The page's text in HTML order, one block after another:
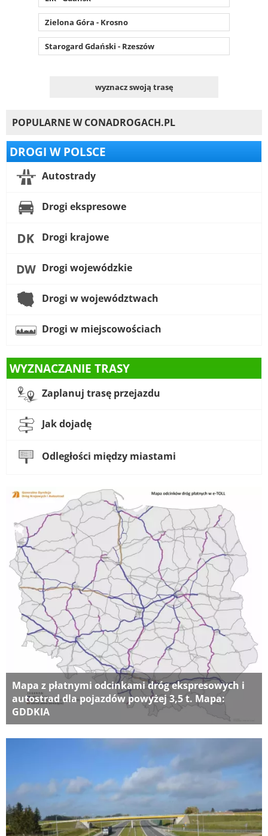
Zielona Góra - Krosno
Starogard Gdański - Rzeszów
wyznacz swoją trasę
POPULARNE W CONADROGACH.PL
DROGI W POLSCE
Autostrady
Drogi ekspresowe
Drogi krajowe
Drogi wojewódzkie
Drogi w województwach
Drogi w miejscowościach
WYZNACZANIE TRASY
Zaplanuj trasę przejazdu
Jak dojadę
Odległości między miastami
Mapa z płatnymi odcinkami dróg ekspresowych i
autostrad dla pojazdów powyżej 3,5 t. Mapa:
GDDKIA